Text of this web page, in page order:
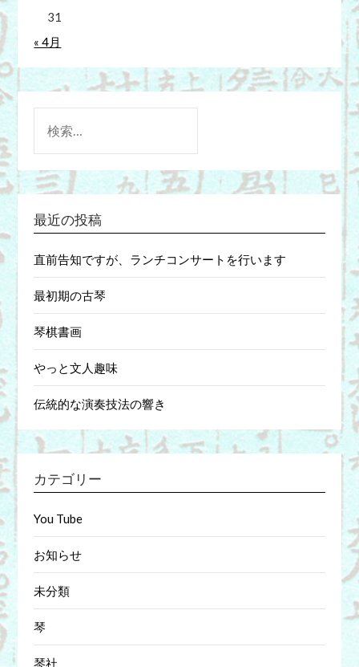
31
« 4月
索:
最近の投稿
直前告知ですが、ランチコンサートを行います
最初期の古琴
琴棋書画
やっと文人趣味
伝統的な演奏技法の響き
カテゴリー
You Tube
お知らせ
未分類
琴
琴社